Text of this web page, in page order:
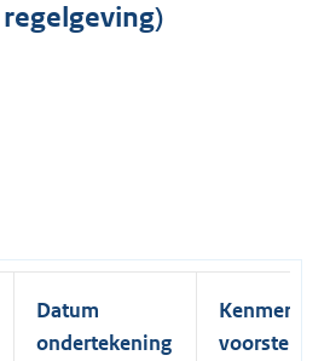
Datum
ondertekening
Kenmerk
voorstel